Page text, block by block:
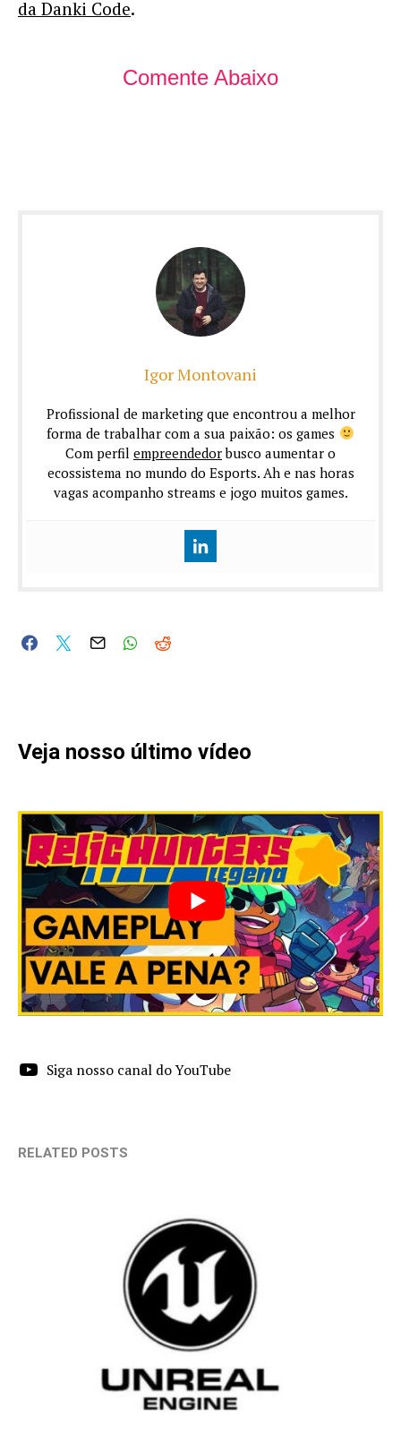
da Danki Code.
Comente Abaixo
Igor Montovani
Profissional de marketing que encontrou a melhor
forma de trabalhar com a sua paixão: os games
Com perfil empreendedorbusco aumentar o
ecossistema no mundo do Esports. Ah e nas horas
vagas acompanho streams e jogo muitos games.
Veja nosso último vídeo
Siga nosso canal do YouTube
RELATED POSTS